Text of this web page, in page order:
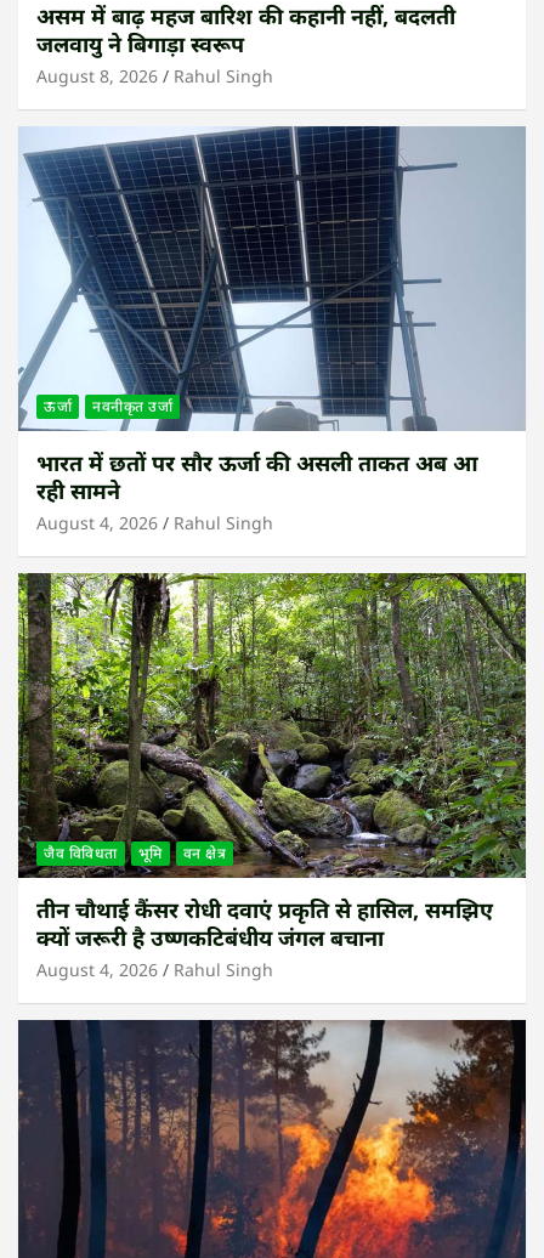
असम में बाढ़ महज बारिश की कहानी नहीं, बदलती
जलवायु ने बिगाड़ा स्वरूप
August 8, 2026 Rahul Singh
ऊर्जा नवनीकृत उर्जा
भारत में छतों पर सौर ऊर्जा की असली ताकत अब आ
रही सामने
August 4, 2026 Rahul Singh
जैव विविधता भूमि वन क्षेत्र
तीन चौथाई कैंसर रोधी दवाएं प्रकृति से हासिल, समझिए
क्यों जरूरी है उष्णकटिबंधीय जंगल बचाना
August 4, 2026 Rahul Singh